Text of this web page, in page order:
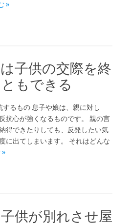
»
子供の交際を終
もできる
るもの 息子や娘は、親に対し
抗心が強くなるものです。 親の言
得できたりしても、反発したい気
に出てしまいます。 それはどんな
»
供が別れさせ屋